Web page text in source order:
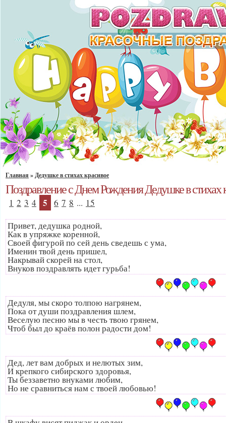
Главная »Дедушке в стихах красивое
Поздравление с Днем Рождения Дедушке в стихах
1 2 3 4 5 6 7 8 ... 15
Привет, дедушка родной,
Как в упряжке коренной,
Своей фигурой по сей день сведешь с ума,
Именин твой день пришел,
Накрывай скорей на стол,
Внуков поздравлять идет гурьба!
Дедуля, мы скоро толпою нагрянем,
Пока от души поздравления шлем,
Веселую песню мы в честь твою грянем,
Чтоб был до краёв полон радости дом!
Дед, лет вам добрых и нелютых зим,
И крепкого сибирского здоровья,
Ты беззаветно внуками любим,
Но не сравниться нам с твоей любовью!